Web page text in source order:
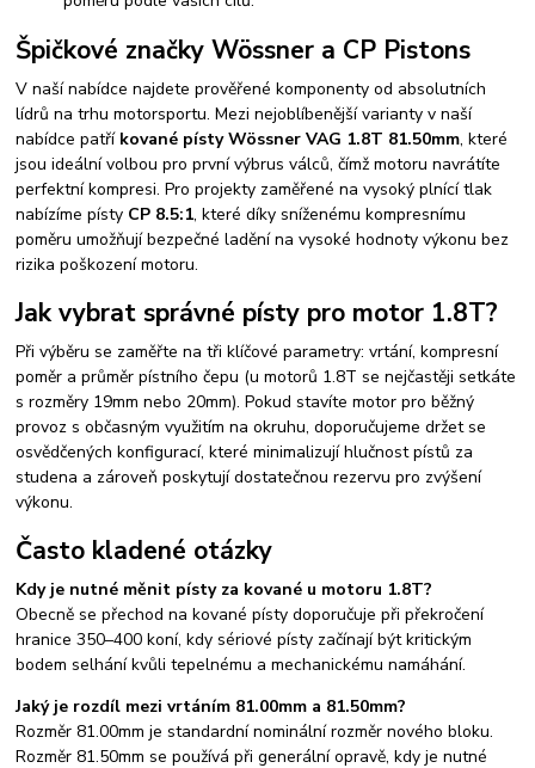
Špičkové značky Wössner a CP Pistons
V naší nabídce najdete prověřené komponenty od absolutních
lídrů na trhu motorsportu. Mezi nejoblíbenější varianty v naší
nabídce patří kované písty Wössner VAG 1.8T 81.50mm, které
jsou ideální volbou pro první výbrus válců, čímž motoru navrátíte
perfektní kompresi. Pro projekty zaměřené na vysoký plnící tlak
nabízíme písty CP 8.5:1, které díky sníženému kompresnímu
poměru umožňují bezpečné ladění na vysoké hodnoty výkonu bez
rizika poškození motoru.
Jak vybrat správné písty pro motor 1.8T?
Při výběru se zaměřte na tři klíčové parametry: vrtání, kompresní
poměr a průměr pístního čepu (u motorů 1.8T se nejčastěji setkáte
s rozměry 19mm nebo 20mm). Pokud stavíte motor pro běžný
provoz s občasným využitím na okruhu, doporučujeme držet se
osvědčených konfigurací, které minimalizují hlučnost pístů za
studena a zároveň poskytují dostatečnou rezervu pro zvýšení
výkonu.
Často kladené otázky
Kdy je nutné měnit písty za kované u motoru 1.8T?
Obecně se přechod na kované písty doporučuje při překročení
hranice 350–400 koní, kdy sériové písty začínají být kritickým
bodem selhání kvůli tepelnému a mechanickému namáhání.
Jaký je rozdíl mezi vrtáním 81.00mm a 81.50mm?
Rozměr 81.00mm je standardní nominální rozměr nového bloku.
Rozměr 81.50mm se používá při generální opravě, kdy je nutné